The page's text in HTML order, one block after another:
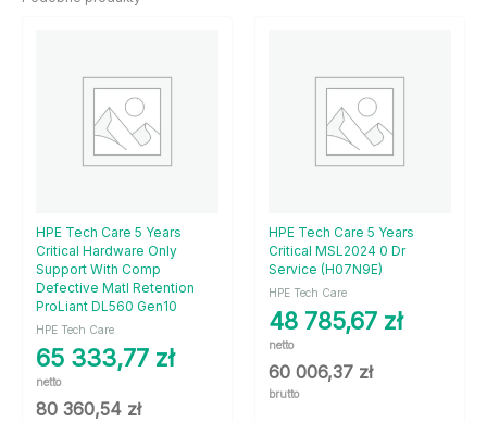
HPE Tech Care 5 Years
Critical Hardware Only
Support With Comp
Defective Matl Retention
ProLiant DL560 Gen10
HPE Tech Care
65 333,77 zł
netto
80 360,54 zł
HPE Tech Care 5 Years
Critical MSL2024 0 Dr
Service (H07N9E)
HPE Tech Care
48 785,67 zł
netto
60 006,37 zł
brutto